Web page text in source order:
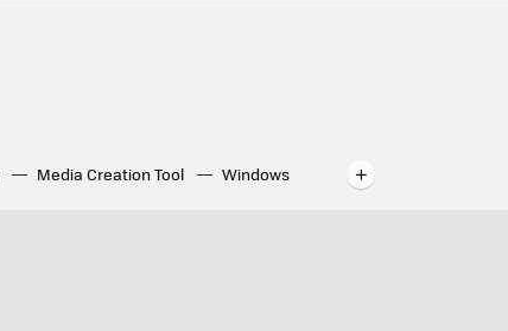
Media Creation Tool
Windows